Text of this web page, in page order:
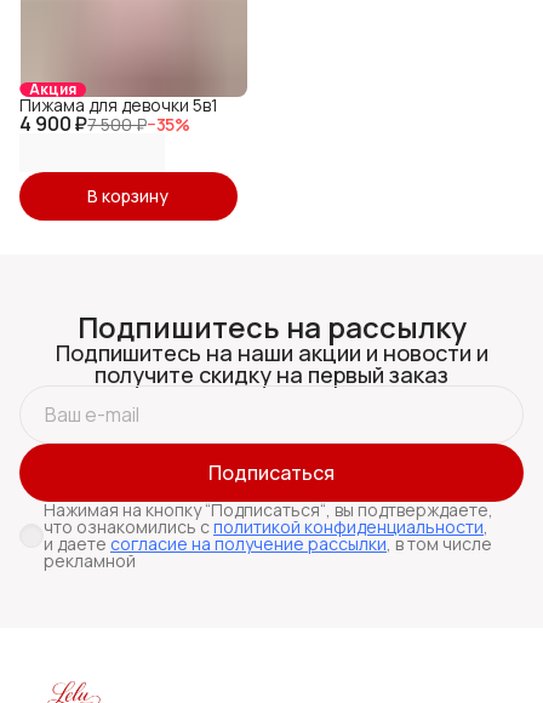
Акция
4 900 ₽7 500 ₽−35%
Пижама для девочки 5в1
В корзину
Подпишитесь на рассылку
Подпишитесь на наши акции и новости и
получите скидку на первый заказ
Подписаться
Нажимая на кнопку “Подписаться“, вы подтверждаете,
что ознакомились сполитикой конфиденциальности,
и даете согласие на получение рассылки, в том числе
рекламной